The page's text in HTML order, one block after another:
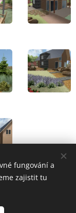
vyhrazena.
fungování a
zajistit tu